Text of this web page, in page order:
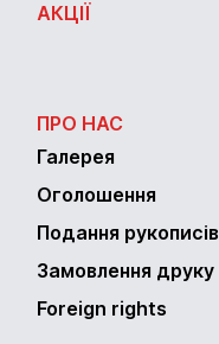
АКЦІЇ
ПРО НАС
Галерея
Оголошення
Подання рукописів
Замовлення друку
Foreign rights